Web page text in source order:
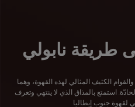
طريقة نابولي
الكثيف المثالي لهذه القهوة، وهما
استمتع بالمذاق الذي لا ينتهي وتعرف
لقهوة جنوب إيطاليا